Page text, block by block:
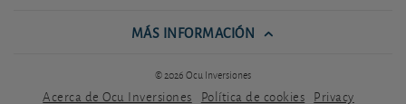
MÁS INFORMACIÓN
© 2026 Ocu Inversiones
Acerca de Ocu Inversiones Política de cookies Privacy